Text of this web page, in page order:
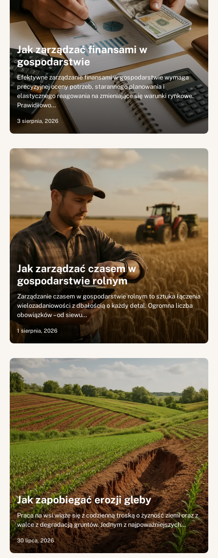
Jak zarządzać finansami w
gospodarstwie
Efektywne zarządzanie finansami w gospodarstwie wymaga
precyzyjnej oceny potrzeb, starannego planowania i
elastycznego reagowania na zmieniające się warunki rynkowe.
Prawidłowo…
3 sierpnia, 2026
Jak zarządzać czasem w
gospodarstwie rolnym
Zarządzanie czasem w gospodarstwie rolnym to sztuka łączenia
wielozadaniowości z dbałością o każdy detal. Ogromna liczba
obowiązków – od siewu…
1 sierpnia, 2026
Jak zapobiegać erozji gleby
Praca na wsi wiąże się z codzienną troską o żyzność ziemi oraz z
walce z degradacją gruntów. Jednym z najpoważniejszych…
30 lipca, 2026